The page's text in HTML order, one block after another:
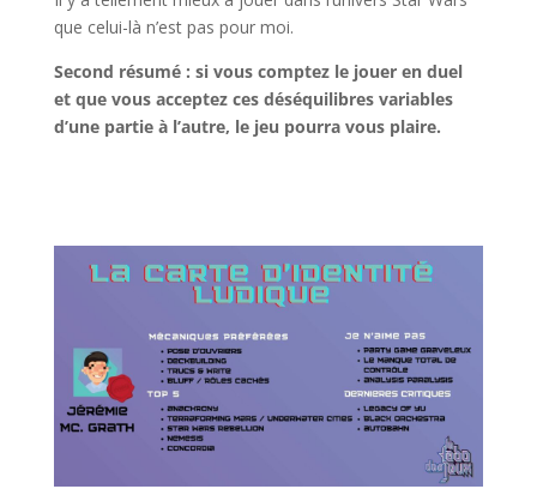
que celui-là n’est pas pour moi.
Second résumé : si vous comptez le jouer en duel
et que vous acceptez ces déséquilibres variables
d’une partie à l’autre, le jeu pourra vous plaire.